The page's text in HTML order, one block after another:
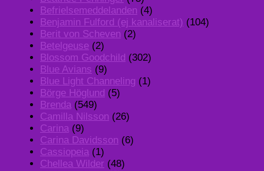
Befrielsemeddelanden (4)
Benjamin Fulford (ej kanaliserat) (104)
Berit von Scheven (2)
Betelgeuse (2)
Blossom Goodchild (302)
Blue Avians (9)
Blue Light Channeling (1)
Börge Höglund (5)
Brenda (549)
Camilla Nilsson (26)
Carina (9)
Carina Davidsson (6)
Cassiopeia (1)
Chellea Wilder (48)